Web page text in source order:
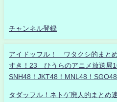
チャンネル登録
アイドッフル！ ワタクシ的まと
すき！23 ひうらのアニメ放送局
SNH48！JKT48！MNL48！
タダッフル！ネトゲ廃人的まとめ